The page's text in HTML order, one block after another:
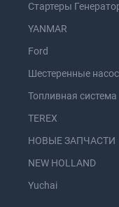
Стартеры
YANMAR
Ford
Шестеренные
Топливная система
TEREX
НОВЫЕ ЗАПЧАСТИ
NEW HOLLAND
Yuchai